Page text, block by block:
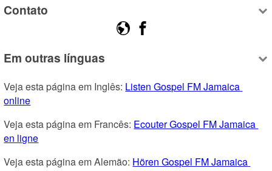
Contato
Em outras línguas
Veja esta página em Inglês: Listen Gospel FM Jamaica
online
Veja esta página em Francês: Ecouter Gospel FM Jamaica
en ligne
Veja esta página em Alemão: Hören Gospel FM Jamaica